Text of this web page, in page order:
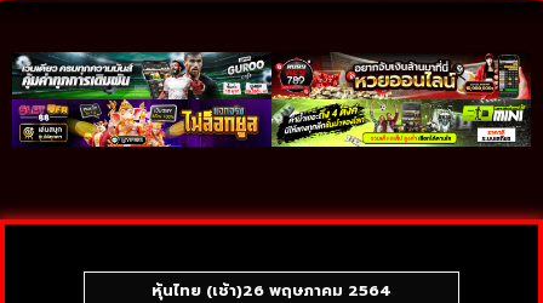
หุ้นไทย (เช้า)26 พฤษภาคม 2564